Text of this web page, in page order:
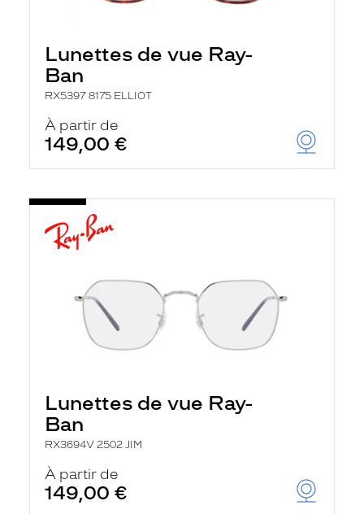
Lunettes de vue Ray-
Ban
RX5397 8175 ELLIOT
À partir de
149,00 €
Lunettes de vue Ray-
Ban
RX3694V 2502 JIM
À partir de
149,00 €